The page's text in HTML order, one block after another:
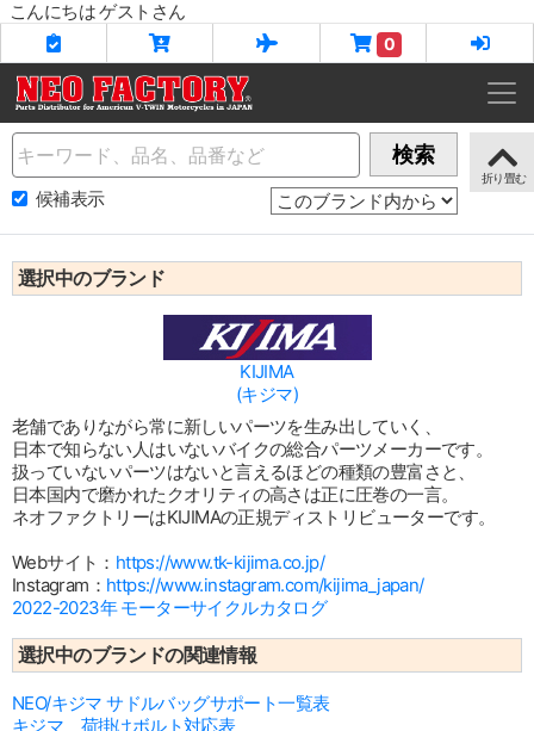
こんにちは ゲストさん
0
Name 検索
候補表示
選択中のブランド
KIJIMA
(キジマ)
老舗でありながら常に新しいパーツを生み出していく、
日本で知らない人はいないバイクの総合パーツメーカーです。
扱っていないパーツはないと言えるほどの種類の豊富さと、
日本国内で磨かれたクオリティの高さは正に圧巻の一言。
ネオファクトリーはKIJIMAの正規ディストリビューターです。
Webサイト： https://www.tk-kijima.co.jp/
Instagram： https://www.instagram.com/kijima_japan/
2022-2023年 モーターサイクルカタログ
選択中のブランドの関連情報
NEO/キジマ サドルバッグサポート一覧表
キジマ 荷掛けボルト対応表